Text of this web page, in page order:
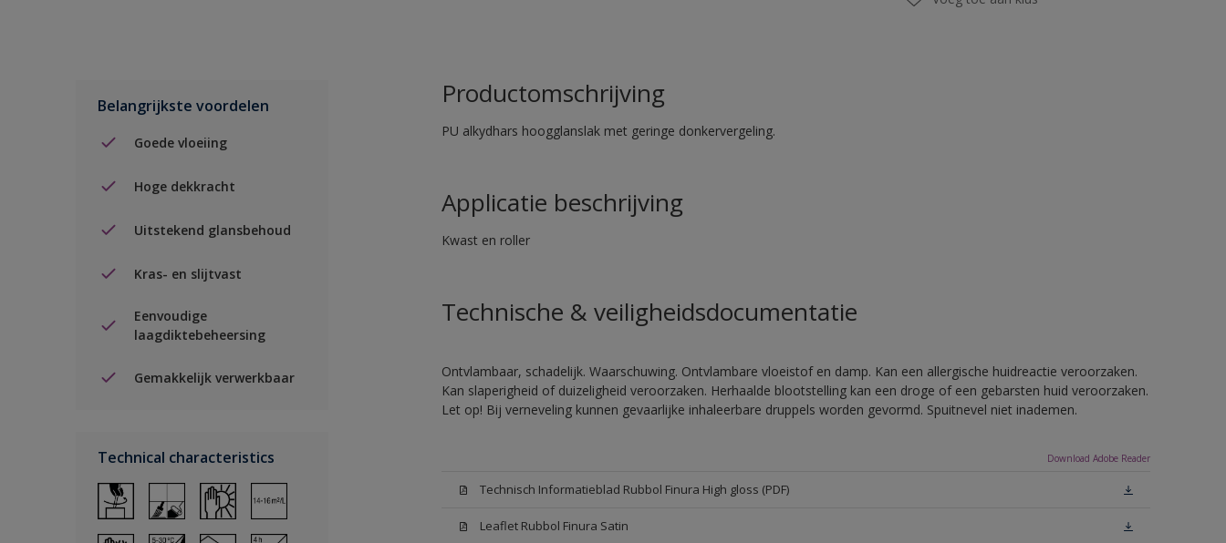
Belangrijkste voordelen
Goede vloeiing
Hoge dekkracht
Uitstekend glansbehoud
Kras- en slijtvast
Eenvoudige
laagdiktebeheersing
Gemakkelijk verwerkbaar
Technical characteristics
Productomschrijving
PU alkydhars hoogglanslak met geringe donkervergeling.
Applicatie beschrijving
Kwast en roller
Technische & veiligheidsdocumentatie
Ontvlambaar, schadelijk. Waarschuwing. Ontvlambare vloeistof en damp. Kan een allergische huidreactie veroorzaken.
Kan slaperigheid of duizeligheid veroorzaken. Herhaalde blootstelling kan een droge of een gebarsten huid veroorzaken.
Let op! Bij verneveling kunnen gevaarlijke inhaleerbare druppels worden gevormd. Spuitnevel niet inademen.
Download Adobe Reader
Technisch Informatieblad Rubbol Finura High gloss (PDF)
Leaflet Rubbol Finura Satin